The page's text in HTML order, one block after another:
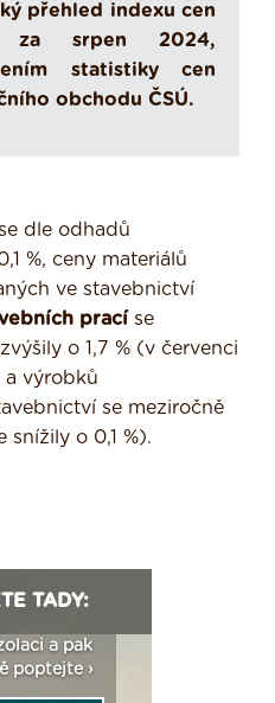
přehled indexu cen
za srpen 2024,
statistiky cen
obchodu ČSÚ.
dle odhadů
%, ceny materiálů
ve stavebnictví
prací se
o 1,7 % (v červenci
a výrobků
se meziročně
snížily o 0,1 %).
TADY:
a pak
poptejte ›